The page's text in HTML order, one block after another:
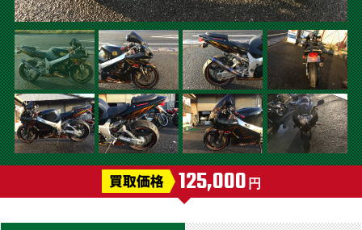
125,000 円